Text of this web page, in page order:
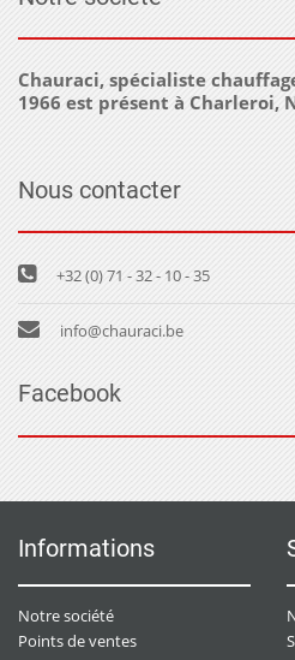
Chauraci, spécialiste
1966 est présent à Charleroi,
Nous contacter
+32 (0) 71 - 32 - 10 - 35
info@chauraci.be
Facebook
Informations
Notre société
Points de ventes